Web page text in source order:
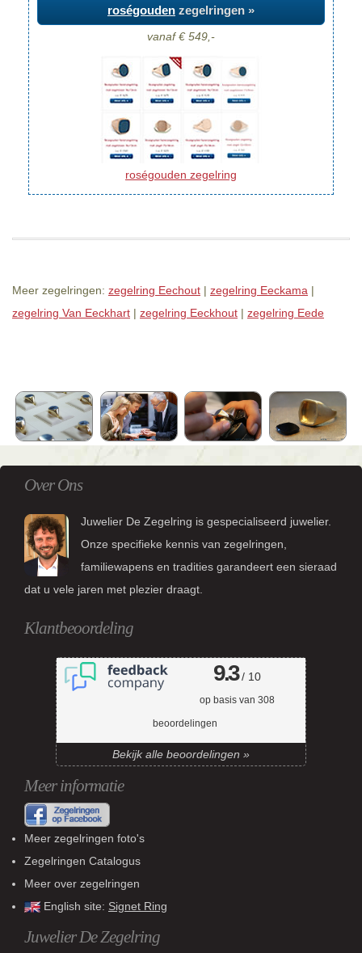
roségouden zegelringen »
vanaf € 549,-
roségouden zegelring
Meer zegelringen: zegelring Eechout | zegelring Eeckama |
zegelring Van Eeckhart | zegelring Eeckhout | zegelring Eede
Over Ons
Juwelier De Zegelring is gespecialiseerd juwelier.
Onze specifieke kennis van zegelringen,
familiewapens en tradities garandeert een sieraad
dat u vele jaren met plezier draagt.
Klantbeoordeling
9.3/ 10
op basis van 308
beoordelingen
Bekijk alle beoordelingen »
Meer informatie
Meer zegelringen foto's
Zegelringen Catalogus
Meer over zegelringen
English site: Signet Ring
Juwelier De Zegelring